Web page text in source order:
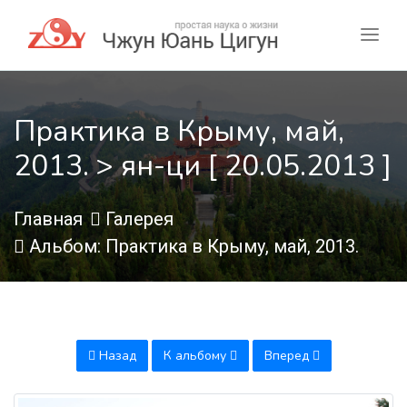
Практика в Крыму, май,
2013. > ян-ци [ 20.05.2013 ]
Главная
Галерея
Альбом: Практика в Крыму, май, 2013.
Назад К альбому Вперед